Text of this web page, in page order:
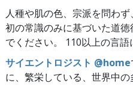
人種や肌の色、宗派を問わず
初の常識のみに基づいた道徳
でください。 110以上の言語
サイエントロジスト @home
に、繁栄している、世界中の